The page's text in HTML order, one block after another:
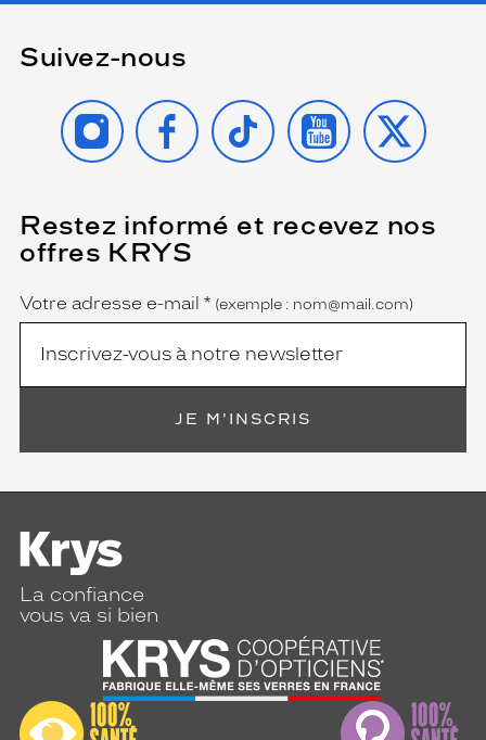
Suivez-nous
INSTAGRAMFACEBOOK
TIKTOK YOUTUBE
X
Restez informé et recevez nos
offres KRYS
Name
Votre adresse e-mail *
(Ce
champ
est
obligatoire)
(exemple : nom@mail.com)
JE M'INSCRIS
La confiance
vous va si bien